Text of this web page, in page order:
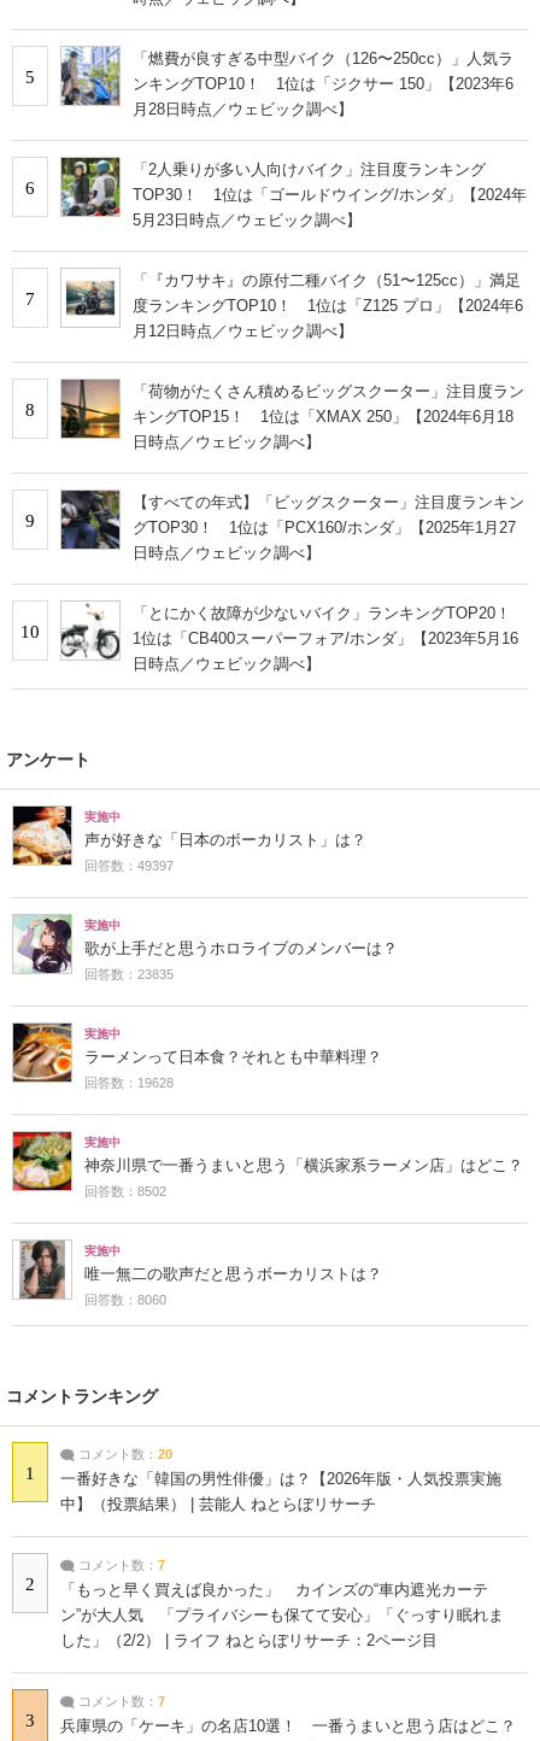
5
「燃費が良すぎる中型バイク（126〜250cc）」人気ラ
ンキングTOP10！ 1位は「ジクサー 150」【2023年6
月28日時点／ウェビック調べ】
6
「2人乗りが多い人向けバイク」注目度ランキング
TOP30！ 1位は「ゴールドウイング/ホンダ」【2024年
5月23日時点／ウェビック調べ】
7
「『カワサキ』の原付二種バイク（51〜125cc）」満足
度ランキングTOP10！ 1位は「Z125 プロ」【2024年6
月12日時点／ウェビック調べ】
8
「荷物がたくさん積めるビッグスクーター」注目度ラン
キングTOP15！ 1位は「XMAX 250」【2024年6月18
日時点／ウェビック調べ】
9
【すべての年式】「ビッグスクーター」注目度ランキン
グTOP30！ 1位は「PCX160/ホンダ」【2025年1月27
日時点／ウェビック調べ】
10
「とにかく故障が少ないバイク」ランキングTOP20！
1位は「CB400スーパーフォア/ホンダ」【2023年5月16
日時点／ウェビック調べ】
アンケート
実施中
声が好きな「日本のボーカリスト」は？
回答数：49397
実施中
歌が上手だと思うホロライブのメンバーは？
回答数：23835
実施中
ラーメンって日本食？それとも中華料理？
回答数：19628
実施中
神奈川県で一番うまいと思う「横浜家系ラーメン店」はどこ？
回答数：8502
実施中
唯一無二の歌声だと思うボーカリストは？
回答数：8060
コメントランキング
1
コメント数： 20
一番好きな「韓国の男性俳優」は？【2026年版・人気投票実施
中】（投票結果） | 芸能人 ねとらぼリサーチ
2
コメント数： 7
「もっと早く買えば良かった」 カインズの“車内遮光カーテ
ン”が大人気 「プライバシーも保てて安心」「ぐっすり眠れま
した」（2/2） | ライフ ねとらぼリサーチ：2ページ目
3
コメント数： 7
兵庫県の「ケーキ」の名店10選！ 一番うまいと思う店はどこ？